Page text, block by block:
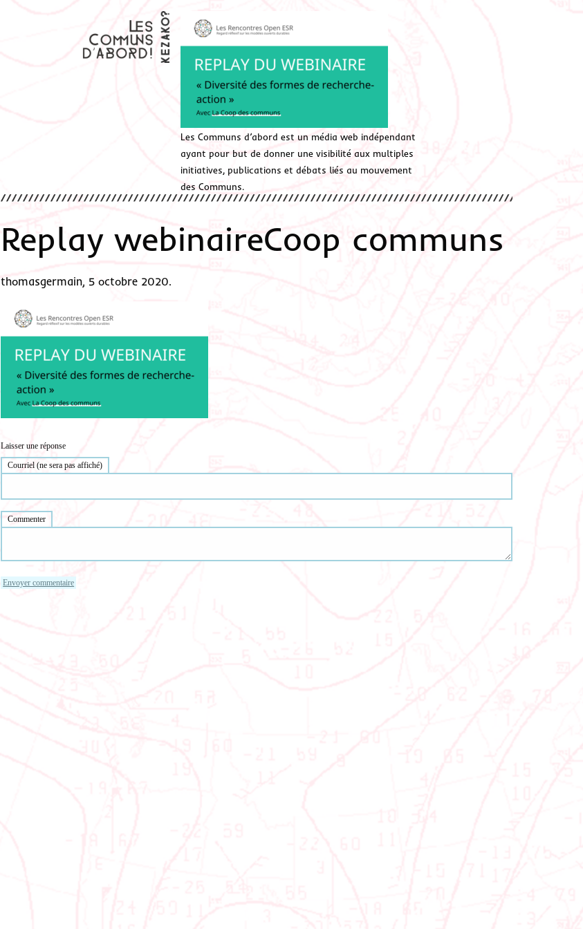
Les Communs d’abord est un média web indépendant
ayant pour but de donner une visibilité aux multiples
initiatives, publications et débats liés au mouvement
des Communs.
Replay webinaireCoop communs
thomasgermain, 5 octobre 2020.
Laisser une réponse
Courriel (ne sera pas affiché)
Commenter